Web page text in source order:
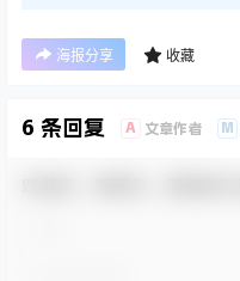
海报分享 收藏
6 条回复 A 文章作者 M